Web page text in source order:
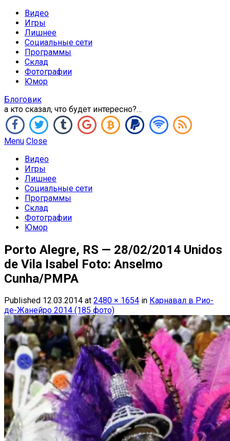
Видео
Игры
Лишнее
Социальные сети
Программы
Склад
Фотографии
Юмор
Блоговик
а кто сказал, что будет интересно?…
Menu Close
Видео
Игры
Лишнее
Социальные сети
Программы
Склад
Фотографии
Юмор
Porto Alegre, RS — 28/02/2014 Unidos
de Vila Isabel Foto: Anselmo
Cunha/PMPA
Published 12.03.2014 at 2480 × 1654 in Карнавал в Рио-
де-Жанейро 2014 (185 фото)